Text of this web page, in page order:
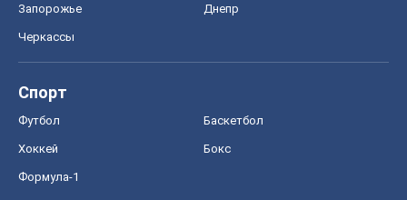
Запорожье Днепр
Черкассы
Спорт
Футбол Баскетбол
Хоккей Бокс
Формула-1